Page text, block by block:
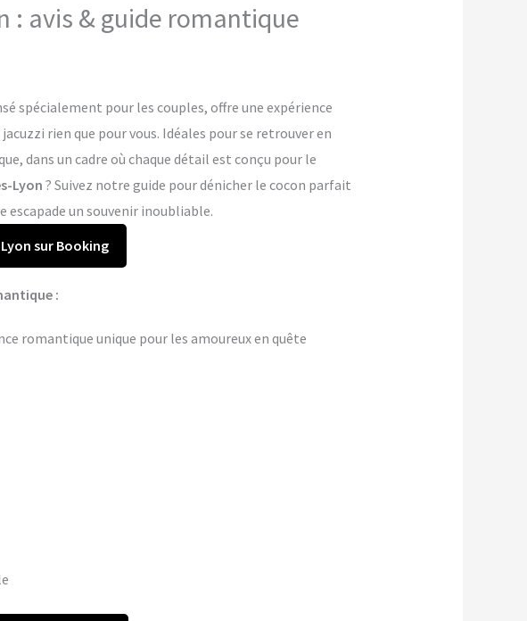
: avis & guide romantique
spécialement pour les couples, offre une expérience
rien que pour vous. Idéales pour se retrouver en
dans un cadre où chaque détail est conçu pour le
Lyon ? Suivez notre guide pour dénicher le cocon parfait
un souvenir inoubliable.
sur Booking
:
romantique unique pour les amoureux en quête